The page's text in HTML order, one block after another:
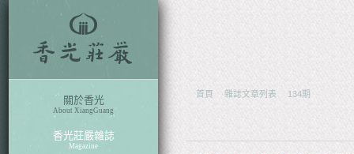
關於香光
About XiangGuang
香光莊嚴雜誌
Magazine
首頁 雜誌文章列表 134期